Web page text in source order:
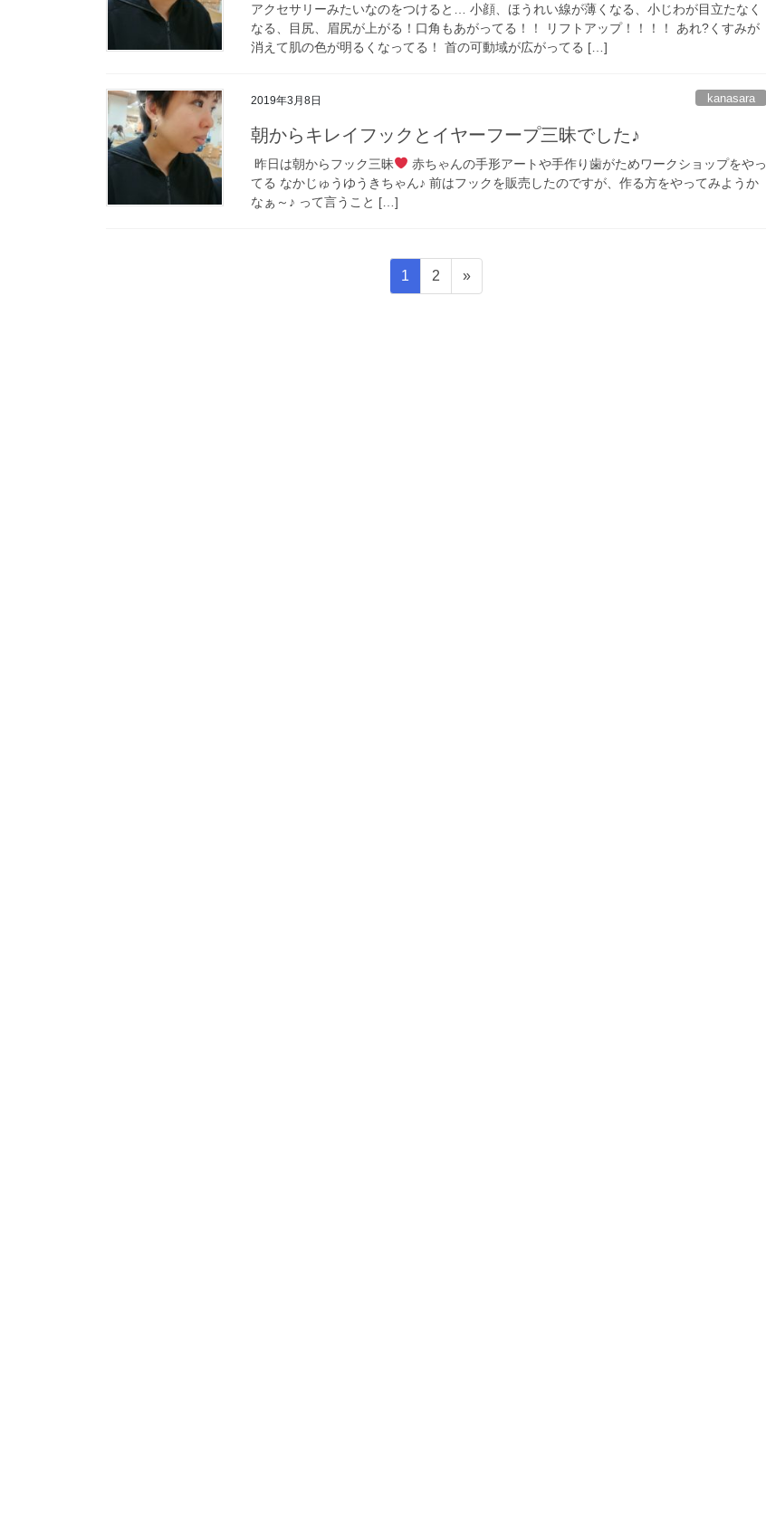
アクセサリーみたいなのをつけると… 小顔、ほうれい線が薄くなる、小じわが目立たなく
なる、目尻、眉尻が上がる！口角もあがってる！！ リフトアップ！！！！ あれ?くすみが
消えて肌の色が明るくなってる！ 首の可動域が広がってる […]
2019年3月8日 kanasara
朝からキレイフックとイヤーフープ三昧でした♪
昨日は朝からフック三昧
赤ちゃんの手形アートや手作り歯がためワークショップをやっ
てる なかじゅうゆうきちゃん♪ 前はフックを販売したのですが、作る方をやってみようか
なぁ～♪ って言うこと […]
固
定
1
固
定
2 »